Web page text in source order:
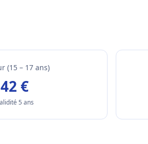
(15 – 17 ans)
42 €
5 ans